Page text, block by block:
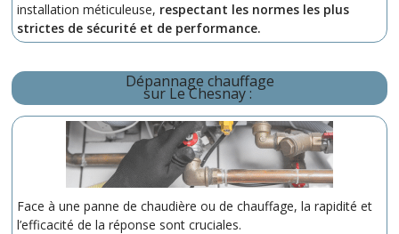
installation méticuleuse, respectant les normes les plus
strictes de sécurité et de performance.
Dépannage chauffage
sur Le Chesnay :
Face à une panne de chaudière ou de chauffage, la rapidité et
l’efficacité de la réponse sont cruciales.